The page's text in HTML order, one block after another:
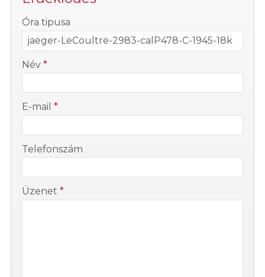
-
Óra tipusa
Név *
E-mail *
Telefonszám
Üzenet *